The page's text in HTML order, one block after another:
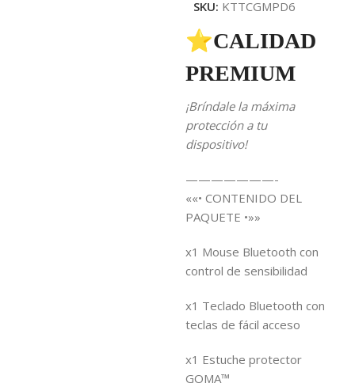
SKU: KTTCGMPD6
⭐CALIDAD
PREMIUM
¡Bríndale la máxima
protección a tu
dispositivo!
———————-
««• CONTENIDO DEL
PAQUETE •»»
x1 Mouse Bluetooth con
control de sensibilidad
x1 Teclado Bluetooth con
teclas de fácil acceso
x1 Estuche protector
GOMA™